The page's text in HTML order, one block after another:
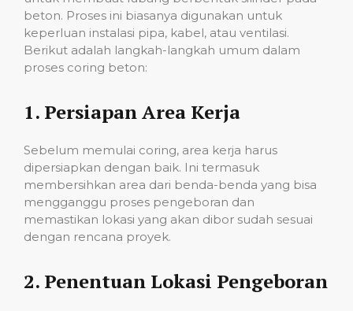
beton. Proses ini biasanya digunakan untuk
keperluan instalasi pipa, kabel, atau ventilasi.
Berikut adalah langkah-langkah umum dalam
proses coring beton:
1. Persiapan Area Kerja
Sebelum memulai coring, area kerja harus
dipersiapkan dengan baik. Ini termasuk
membersihkan area dari benda-benda yang bisa
mengganggu proses pengeboran dan
memastikan lokasi yang akan dibor sudah sesuai
dengan rencana proyek.
2. Penentuan Lokasi Pengeboran